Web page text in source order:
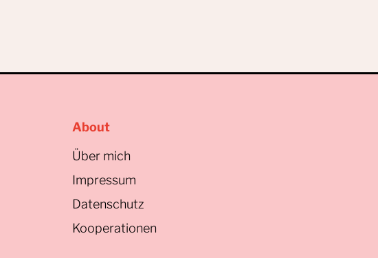
About
Über mich
Impressum
Datenschutz
Kooperationen